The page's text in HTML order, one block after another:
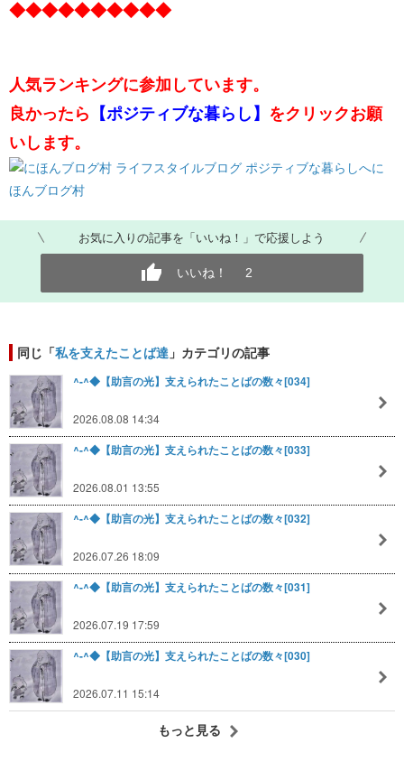
◆◆◆◆◆◆◆◆◆◆
人気ランキングに参加しています。
良かったら 【ポジティブな暮らし】 をクリックお願
いします。
に
ほんブログ村
お気に入りの記事を「いいね！」で応援しよう
いいね！ 2
同じ「私を支えたことば達 」カテゴリの記事
^-^◆【助言の光】支えられたことばの数々[034]
2026.08.08 14:34
^-^◆【助言の光】支えられたことばの数々[033]
2026.08.01 13:55
^-^◆【助言の光】支えられたことばの数々[032]
2026.07.26 18:09
^-^◆【助言の光】支えられたことばの数々[031]
2026.07.19 17:59
^-^◆【助言の光】支えられたことばの数々[030]
2026.07.11 15:14
もっと見る